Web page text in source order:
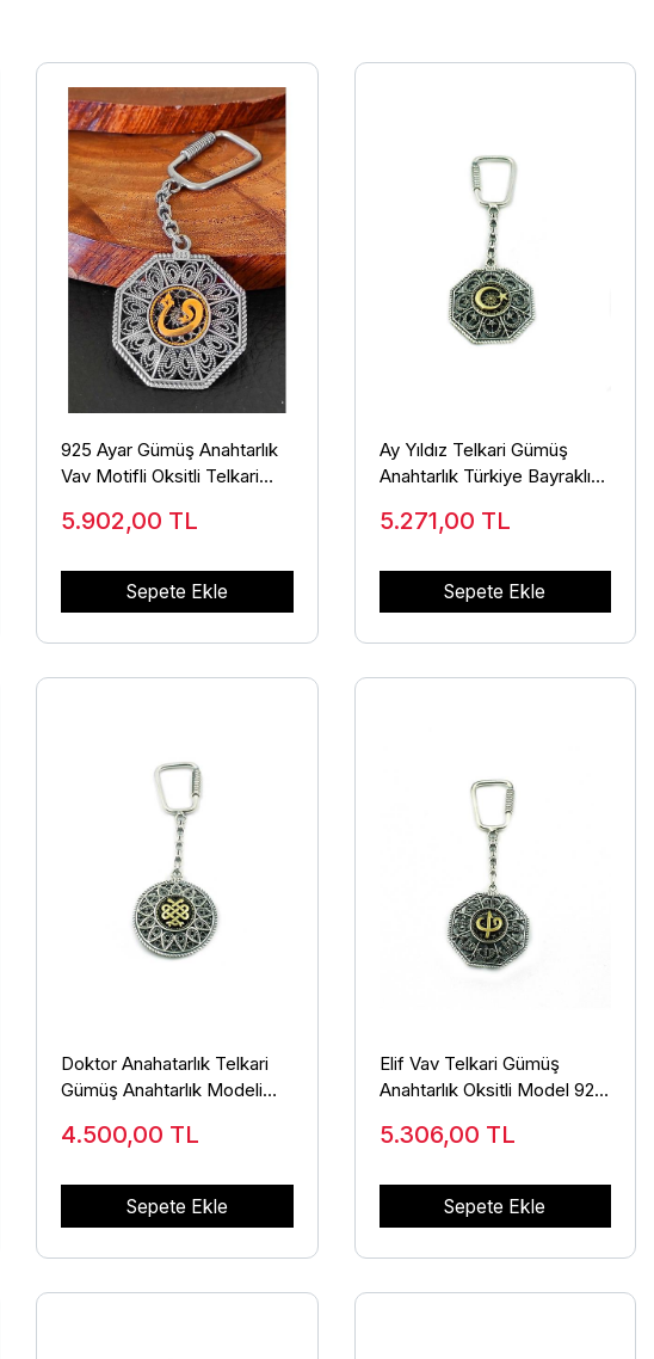
925 Ayar Gümüş Anahtarlık
Vav Motifli Oksitli Telkari
5.902,00 TL
Sepete Ekle
Ay Yıldız Telkari Gümüş
Anahtarlık Türkiye Bayraklı
5.271,00 TL
Sepete Ekle
Doktor Anahatarlık Telkari
Gümüş Anahtarlık Modeli
4.500,00 TL
Sepete Ekle
Elif Vav Telkari Gümüş
Anahtarlık Oksitli Model 925
5.306,00 TL
Sepete Ekle